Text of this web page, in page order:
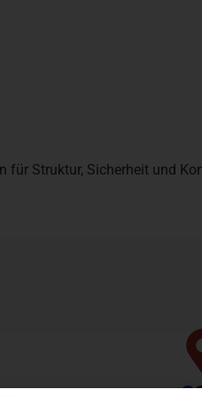
für Struktur, Sicherheit und